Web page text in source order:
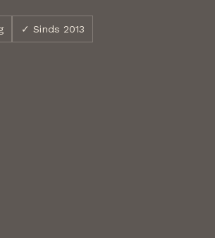
✓ Sinds 2013